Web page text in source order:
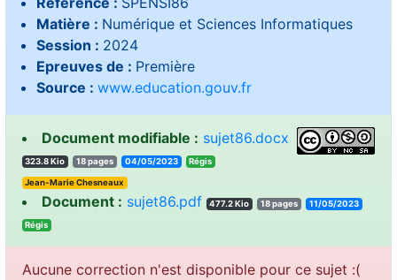
Matière : Numérique et Sciences Informatiques
Session : 2024
Epreuves de : Première
Source : www.education.gouv.fr
Document modifiable : sujet86.docx
323.8 Kio 18 pages 04/05/2023 sigéR
Jean-Marie Chesneaux
Document : sujet86.pdf 477.2 Kio 18 pages 11/05/2023
sigéR
Aucune correction n'est disponible pour ce sujet :(